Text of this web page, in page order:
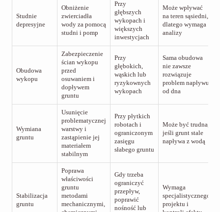
Studnie
depresyjne
Obniżenie
zwierciadła
wody za pomocą
studni i pomp
Przy
głębszych
wykopach i
większych
inwestycjach
Może wpływać
na teren sąsiedni,
dlatego wymaga
analizy
Obudowa
wykopu
Zabezpieczenie
ścian wykopu
przed
osuwaniem i
dopływem
gruntu
Przy
głębokich,
wąskich lub
ryzykownych
wykopach
Sama obudowa
nie zawsze
rozwiązuje
problem napływu
od dna
Wymiana
gruntu
Usunięcie
problematycznej
warstwy i
zastąpienie jej
materiałem
stabilnym
Przy płytkich
robotach i
ograniczonym
zasięgu
słabego gruntu
Może być trudna,
jeśli grunt stale
napływa z wodą
Stabilizacja
gruntu
Poprawa
właściwości
gruntu
metodami
mechanicznymi,
Gdy trzeba
ograniczyć
przepływ,
poprawić
nośność lub
Wymaga
specjalistycznego
projektu i